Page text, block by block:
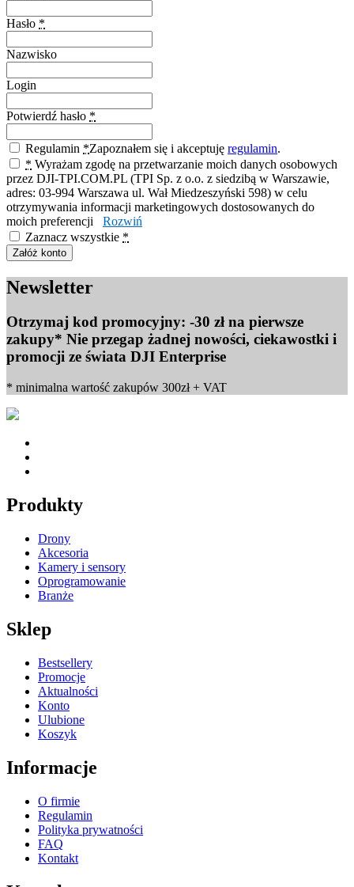
Hasło *
Nazwisko
Login
Potwierdź hasło *
Regulamin *Zapoznałem się i akceptuję regulamin.
* Wyrażam zgodę na przetwarzanie moich danych osobowych
przez DJI-TPI.COM.PL (TPI Sp. z o.o. z siedzibą w Warszawie,
adres: 03-994 Warszawa ul. Wał Miedzeszyński 598) w celu
otrzymywania informacji marketingowych dostosowanych do
moich preferencji
Rozwiń
Zaznacz wszystkie *
Załóż konto
Newsletter
Otrzymaj kod promocyjny: -30 zł na pierwsze
zakupy* Nie przegap żadnej nowości, ciekawostki i
promocji ze świata DJI Enterprise
* minimalna wartość zakupów 300zł + VAT
Produkty
Drony
Akcesoria
Kamery i sensory
Oprogramowanie
Branże
Sklep
Bestsellery
Promocje
Aktualności
Konto
Ulubione
Koszyk
Informacje
O firmie
Regulamin
Polityka prywatności
FAQ
Kontakt